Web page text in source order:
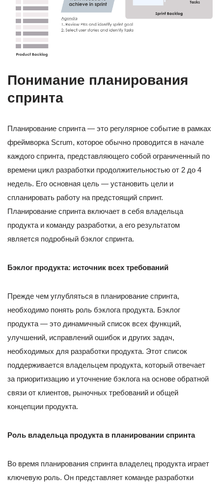
Понимание планирования
спринта
Планирование спринта — это регулярное событие в рамках
фреймворка Scrum, которое обычно проводится в начале
каждого спринта, представляющего собой ограниченный по
времени цикл разработки продолжительностью от 2 до 4
недель. Его основная цель — установить цели и
спланировать работу на предстоящий спринт.
Планирование спринта включает в себя владельца
продукта и команду разработки, а его результатом
является подробный бэклог спринта.
Бэклог продукта: источник всех требований
Прежде чем углубляться в планирование спринта,
необходимо понять роль бэклога продукта. Бэклог
продукта — это динамичный список всех функций,
улучшений, исправлений ошибок и других задач,
необходимых для разработки продукта. Этот список
поддерживается владельцем продукта, который отвечает
за приоритизацию и уточнение бэклога на основе обратной
связи от клиентов, рыночных требований и общей
концепции продукта.
Роль владельца продукта в планировании спринта
Во время планирования спринта владелец продукта играет
ключевую роль. Он представляет команде разработки